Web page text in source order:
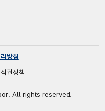
방침
권정책
All rights reserved.